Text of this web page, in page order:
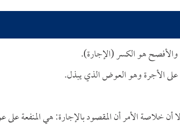
والأفصح هو الكسر (الإجارة).
على الأجرة وهو العوض الذي يبذل.
أن خلاصة الأمر أن المقصود بالإجارة: هي المنفعة